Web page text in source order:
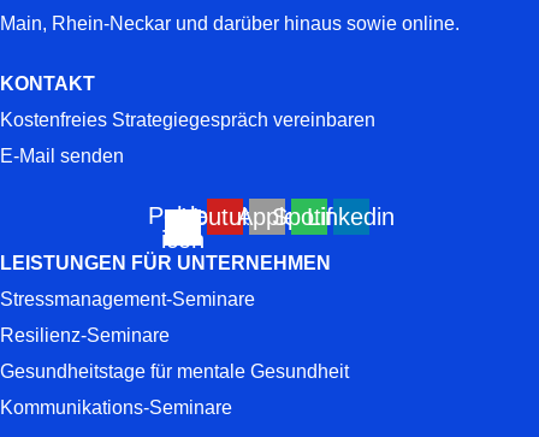
Main, Rhein-Neckar und darüber hinaus sowie online.
KONTAKT
Kostenfreies Strategiegespräch vereinbaren
E-Mail senden
Pohle-
icon
YoutubeAppleSpotifyLinkedin
LEISTUNGEN FÜR UNTERNEHMEN
Stressmanagement-Seminare
Resilienz-Seminare
Gesundheitstage für mentale Gesundheit
Kommunikations-Seminare